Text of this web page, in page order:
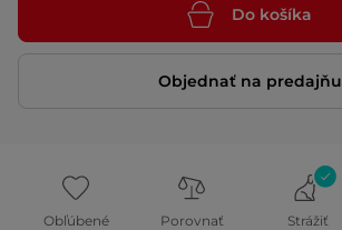
Do košíka
Objednať na predajňu
Obľúbené Porovnať Strážiť